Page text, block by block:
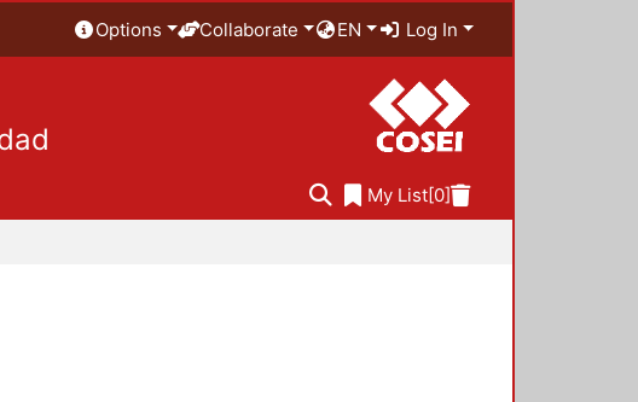
Options Collaborate EN Log In
My List[0]